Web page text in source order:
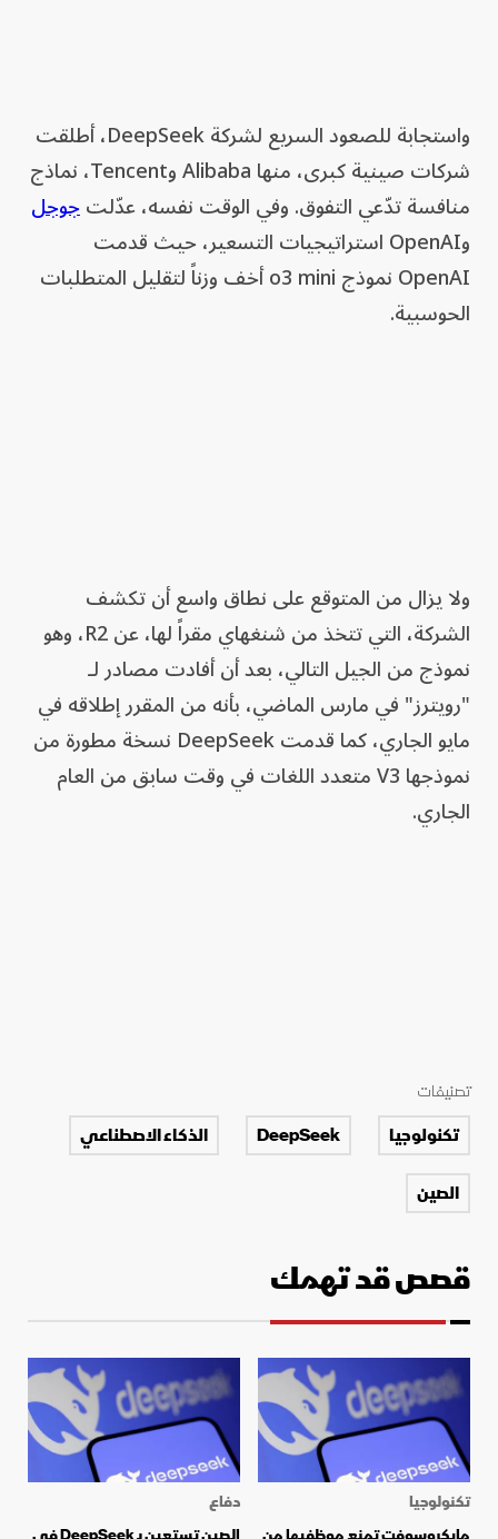
واستجابة للصعود السريع لشركة DeepSeek، أطلقت
شركات صينية كبرى، منها Alibaba وTencent، نماذج
منافسة تدّعي التفوق. وفي الوقت نفسه، عدّلتجوجل
وOpenAI استراتيجيات التسعير، حيث قدمت
OpenAI نموذج o3 mini أخف وزناً لتقليل المتطلبات
الحوسبية.
ولا يزال من المتوقع على نطاق واسع أن تكشف
الشركة، التي تتخذ من شنغهاي مقراً لها، عن R2، وهو
نموذج من الجيل التالي، بعد أن أفادت مصادر لـ
"رويترز" في مارس الماضي، بأنه من المقرر إطلاقه في
مايو الجاري، كما قدمت DeepSeek نسخة مطورة من
نموذجها V3 متعدد اللغات في وقت سابق من العام
الجاري.
تصنيفات
تكنولوجيا DeepSeek
الذكاء الاصطناعي
الصين
قصص قد تهمك
تكنولوجيا
دفاع